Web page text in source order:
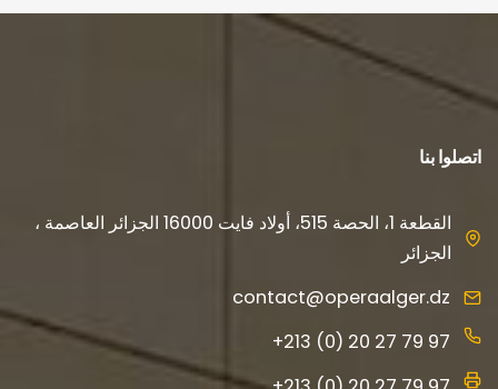
اتصلوا بنا
القطعة 1، الحصة 515، أولاد فايت 16000 الجزائر العاصمة ،
الجزائر
contact@operaalger.dz
+213 (0) 20 27 79 97